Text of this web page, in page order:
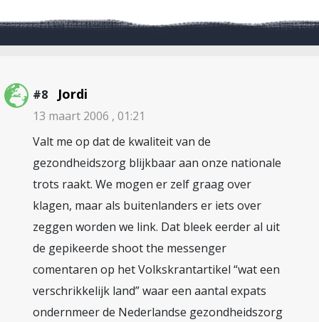
#8 Jordi
13 maart 2006 , 01:21
Valt me op dat de kwaliteit van de
gezondheidszorg blijkbaar aan onze nationale
trots raakt. We mogen er zelf graag over
klagen, maar als buitenlanders er iets over
zeggen worden we link. Dat bleek eerder al uit
de gepikeerde shoot the messenger
comentaren op het Volkskrantartikel “wat een
verschrikkelijk land” waar een aantal expats
ondernmeer de Nederlandse gezondheidszorg